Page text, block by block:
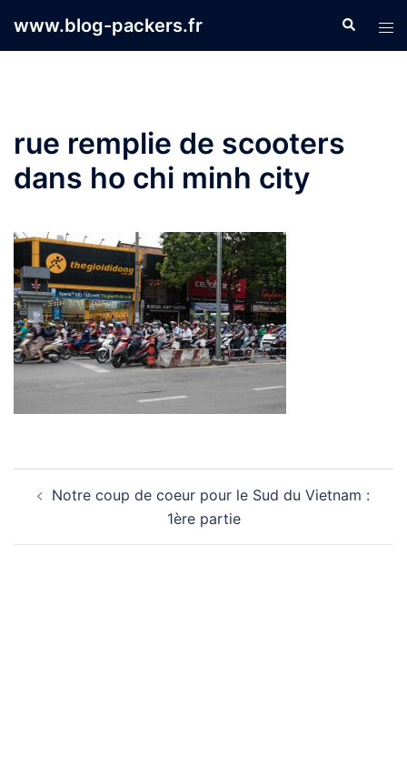
www.blog-packers.fr
le
rue remplie de scooters
dans ho chi minh city
d’article
Notre coup de coeur pour le Sud du Vietnam :
1ère partie